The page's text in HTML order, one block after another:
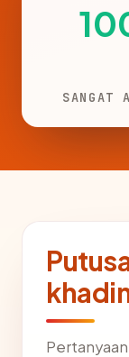
SANGAT